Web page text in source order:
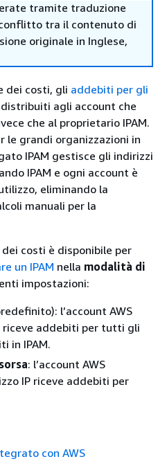
tramite traduzione
tra il contenuto di
originale in Inglese,
dei costi, gli addebiti per gli
agli account che
che al proprietario IPAM.
le grandi organizzazioni in
IPAM gestisce gli indirizzi
IPAM e ogni account è
eliminando la
manuali per la
costi è disponibile per
un IPAM nella modalità di
impostazioni:
l’account AWS
riceve addebiti per tutti gli
in IPAM.
: l’account AWS
IP riceve addebiti per
con AWS